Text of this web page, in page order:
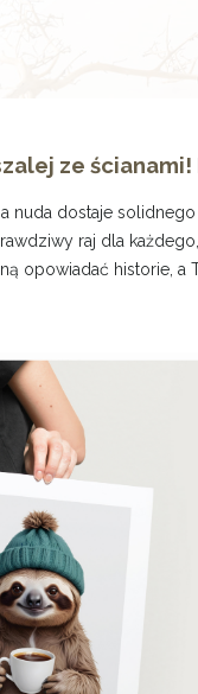
ze
nuda dostaje
raj dla
opowiadać historie,